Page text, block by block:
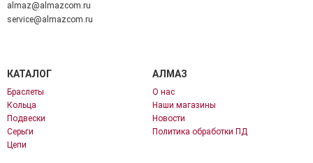
almaz@almazcom.ru
service@almazcom.ru
КАТАЛОГ
Браслеты
Кольца
Подвески
Серьги
Цепи
АЛМАЗ
О нас
Наши магазины
Новости
Политика обработки ПД